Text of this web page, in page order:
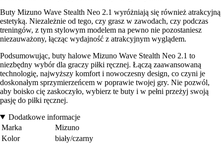
Buty Mizuno Wave Stealth Neo 2.1 wyróżniają się również atrakcyjną
estetyką. Niezależnie od tego, czy grasz w zawodach, czy podczas
treningów, z tym stylowym modelem na pewno nie pozostaniesz
niezauważony, łącząc wydajność z atrakcyjnym wyglądem.
Podsumowując, buty halowe Mizuno Wave Stealth Neo 2.1 to
niezbędny wybór dla graczy piłki ręcznej. Łączą zaawansowaną
technologię, najwyższy komfort i nowoczesny design, co czyni je
doskonałym sprzymierzeńcem w poprawie twojej gry. Nie pozwól,
aby boisko cię zaskoczyło, wybierz te buty i w pełni przeżyj swoją
pasję do piłki ręcznej.
Dodatkowe informacje
Marka
Mizuno
Kolor
biały/czarny